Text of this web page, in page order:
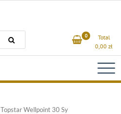
0
Total
0,00 zł
Topstar Wellpoint 30 Sy